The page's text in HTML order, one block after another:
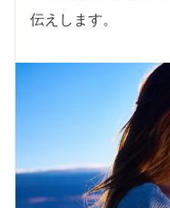
伝えします。